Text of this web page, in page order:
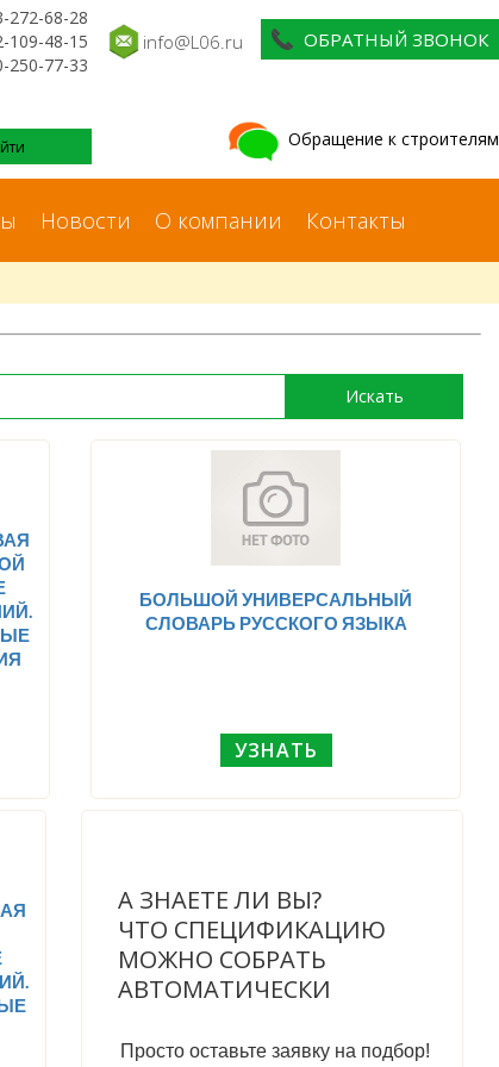
272-68-28
109-48-15
250-77-33
info@L06.ru ОБРАТНЫЙ ЗВОНОК
Обращение к строителям
Новости О компании Контакты
БОЛЬШОЙ УНИВЕРСАЛЬНЫЙ
СЛОВАРЬ РУССКОГО ЯЗЫКА
УЗНАТЬ
А ЗНАЕТЕ ЛИ ВЫ?
ЧТО СПЕЦИФИКАЦИЮ
МОЖНО СОБРАТЬ
АВТОМАТИЧЕСКИ
Просто оставьте заявку на подбор!